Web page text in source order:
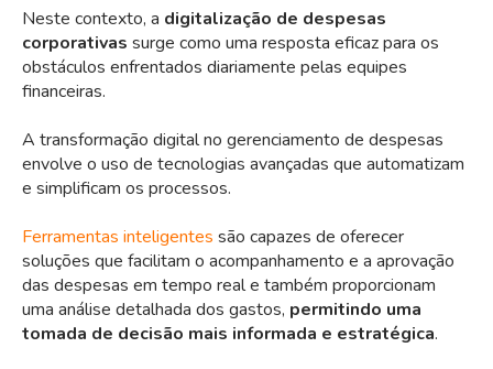
Neste contexto, a digitalização de despesas
corporativas surge como uma resposta eficaz para os
obstáculos enfrentados diariamente pelas equipes
financeiras.
A transformação digital no gerenciamento de despesas
envolve o uso de tecnologias avançadas que automatizam
e simplificam os processos.
Ferramentas inteligentes são capazes de oferecer
soluções que facilitam o acompanhamento e a aprovação
das despesas em tempo real e também proporcionam
uma análise detalhada dos gastos, permitindo uma
tomada de decisão mais informada e estratégica.